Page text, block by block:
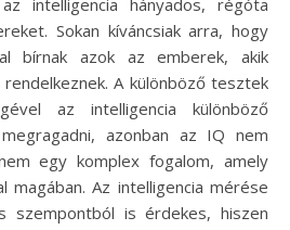
Sokan kíváncsiak arra, hogy
bírnak azok az emberek, akik
A különböző tesztek
az intelligencia különböző
azonban az IQ nem
egy komplex fogalom, amely
magában. Az intelligencia mérése
szempontból is érdekes, hiszen